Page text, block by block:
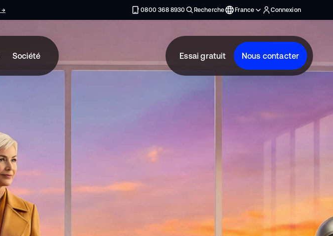
→s’ouvre dans un nouvel onglet 0800 368 8930 Recherche France Connexion
Société Essai gratuit Nous contacter